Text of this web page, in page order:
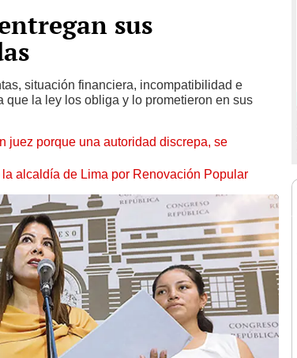
sus
situación financiera, incompatibilidad e
que la ley los obliga y lo prometieron en sus
juez porque una autoridad discrepa, se
alcaldía de Lima por Renovación Popular